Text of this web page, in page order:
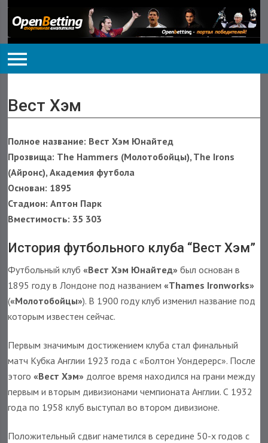
Вест Хэм
Полное название: Вест Хэм Юнайтед
Прозвища: The Hammers (Молотобойцы), The Irons
(Айронс), Академия футбола
Основан: 1895
Стадион: Аптон Парк
Вместимость: 35 303
История футбольного клуба “Вест Хэм”
Футбольный клуб«Вест Хэм Юнайтед»был основан в
1895 году в Лондоне под названием«Thames Ironworks»
(«Молотобойцы»). В 1900 году клуб изменил название под
которым известен сейчас.
Первым значимым достижением клуба стал финальный
матч Кубка Англии 1923 года с «Болтон Уондерерс». После
этого«Вест Хэм» долгое время находился на грани между
первым и вторым дивизионами чемпионата Англии. С 1932
года по 1958 клуб выступал во втором дивизионе.
Положительный сдвиг наметился в середине 50-х годов с